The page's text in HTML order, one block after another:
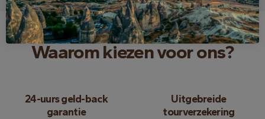
Waarom kiezen voor ons?
24-uurs geld-back
garantie
Uitgebreide
tourverzekering